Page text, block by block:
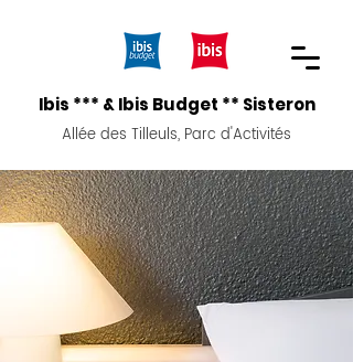
Ibis *** & Ibis Budget ** Sisteron
Allée des Tilleuls, Parc d'Activités